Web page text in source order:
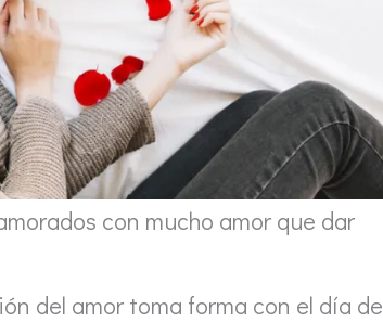
con mucho amor que dar
del amor toma forma con el día de